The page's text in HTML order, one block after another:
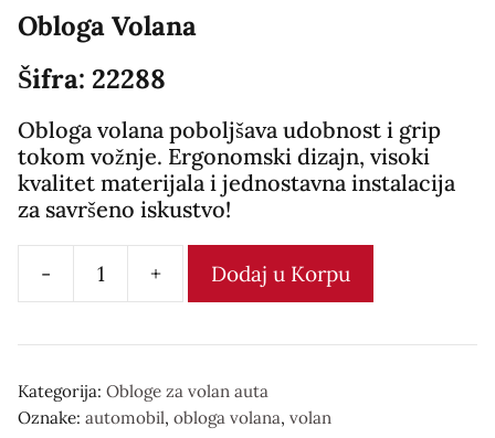
Obloga Volana
Šifra: 22288
Obloga volana poboljšava udobnost i grip
tokom vožnje. Ergonomski dizajn, visoki
kvalitet materijala i jednostavna instalacija
za savršeno iskustvo!
-
Obloga
количина
+ Dodaj u Korpu
Kategorija: Obloge za volan auta
Oznake: automobil, obloga volana, volan